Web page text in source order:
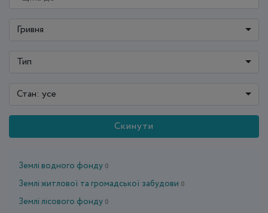
Гривня
Тип
Стан: усе
Скинути
Землі водного фонду 0
Землі житлової та громадської забудови 0
Землі лісового фонду 0